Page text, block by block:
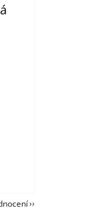
hvězdiček.